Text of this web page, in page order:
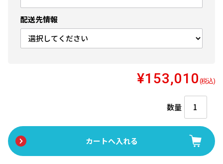
配送先情報
¥153,010 (税込)
数量